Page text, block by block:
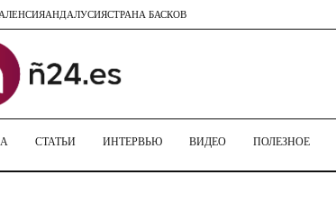
АНДАЛУСИЯСТРАНА БАСКОВ
СТАТЬИ ИНТЕРВЬЮ ВИДЕО ПОЛЕЗНОЕ